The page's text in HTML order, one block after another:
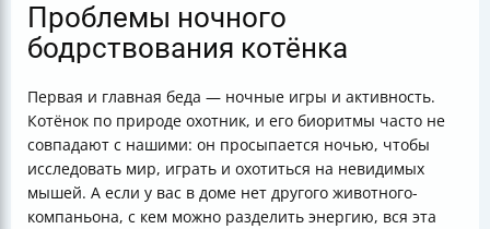
Проблемы ночного
бодрствования котёнка
Первая и главная беда — ночные игры и активность.
Котёнок по природе охотник, и его биоритмы часто не
совпадают с нашими: он просыпается ночью, чтобы
исследовать мир, играть и охотиться на невидимых
мышей. А если у вас в доме нет другого животного-
компаньона, с кем можно разделить энергию, вся эта